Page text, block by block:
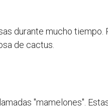
durante mucho tiempo.
de cactus.
"mamelones".